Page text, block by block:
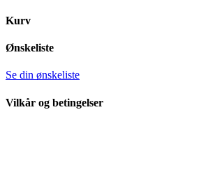
Kurv
Ønskeliste
Se din ønskeliste
Vilkår og betingelser